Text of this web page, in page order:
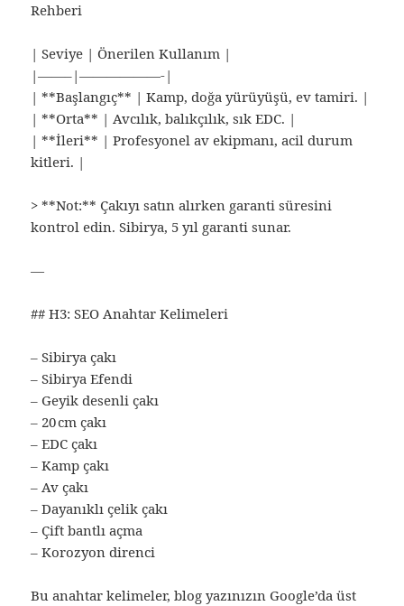
Rehberi
| Seviye | Önerilen Kullanım |
|——–|——————-|
| **Başlangıç** | Kamp, doğa yürüyüşü, ev tamiri. |
| **Orta** | Avcılık, balıkçılık, sık EDC. |
| **İleri** | Profesyonel av ekipmanı, acil durum
kitleri. |
> **Not:** Çakıyı satın alırken garanti süresini
kontrol edin. Sibirya, 5 yıl garanti sunar.
—
## H3: SEO Anahtar Kelimeleri
– Sibirya çakı
– Sibirya Efendi
– Geyik desenli çakı
– 20 cm çakı
– EDC çakı
– Kamp çakı
– Av çakı
– Dayanıklı çelik çakı
– Çift bantlı açma
– Korozyon direnci
Bu anahtar kelimeler, blog yazınızın Google’da üst